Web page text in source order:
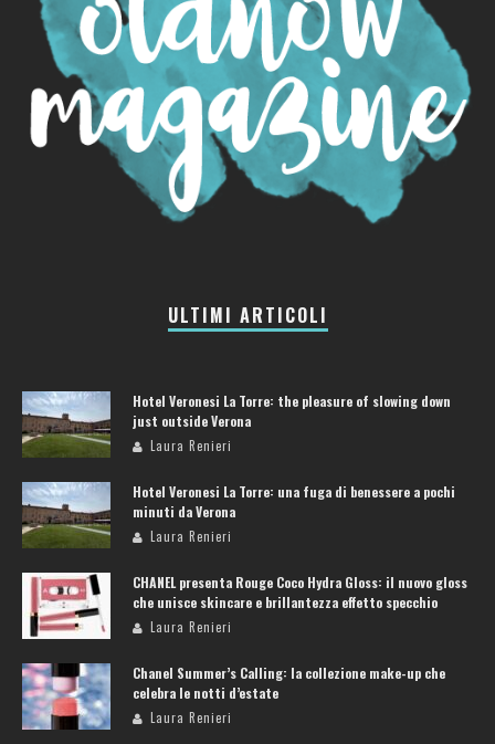
ULTIMI ARTICOLI
Hotel Veronesi La Torre: the pleasure of slowing down
just outside Verona
Laura Renieri
Hotel Veronesi La Torre: una fuga di benessere a pochi
minuti da Verona
Laura Renieri
CHANEL presenta Rouge Coco Hydra Gloss: il nuovo gloss
che unisce skincare e brillantezza effetto specchio
Laura Renieri
Chanel Summer’s Calling: la collezione make-up che
celebra le notti d’estate
Laura Renieri